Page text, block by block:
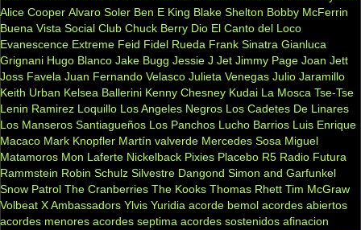
Alice Cooper Alvaro Soler Ben E King Blake Shelton Bobby McFerrin
Buena Vista Social Club Chuck Berry Dio El Canto del Loco
Evanescence Extreme Feid Fidel Rueda Frank Sinatra Gianluca
Grignani Hugo Blanco Jake Bugg Jessie J Jet Jimmy Page Joan Jett
Joss Favela Juan Fernando Velasco Julieta Venegas Julio Jaramillo
Keith Urban Kelsea Ballerini Kenny Chesney Kudai La Mosca Tse-Tse
Lenin Ramirez Loquillo Los Angeles Negros Los Cadetes De Linares
Los Manseros Santiagueños Los Panchos Lucho Barrios Luis Enrique
Macaco Mark Knopfler Martín valverde Mercedes Sosa Miguel
Matamoros Mon Laferte Nickelback Pixies Placebo R5 Radio Futura
Rammstein Robin Schulz Silvestre Dangond Simon and Garfunkel
Snow Patrol The Cranberries The Kooks Thomas Rhett Tim McGraw
Volbeat X Ambassadors Ylvis Yuridia acorde bemol acordes abiertos
acordes menores acordes septima acordes sostenidos afinacion